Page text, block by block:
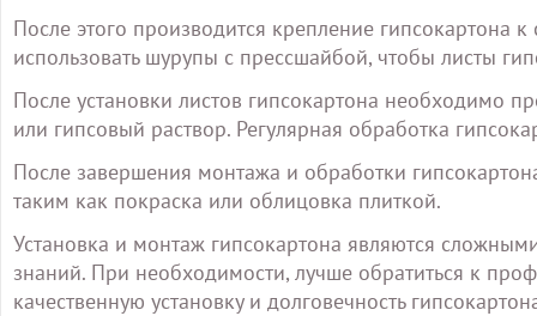
После этого производится крепление гипсокартона
использовать шурупы с прессшайбой, чтобы листы
После установки листов гипсокартона необходимо
или гипсовый раствор. Регулярная обработка
После завершения монтажа и обработки
таким как покраска или облицовка плиткой.
Установка и монтаж гипсокартона являются
знаний. При необходимости, лучше обратиться к
качественную установку и долговечность